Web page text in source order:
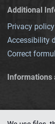
Additional
Privacy policy
Accessibility
Correct
Informations